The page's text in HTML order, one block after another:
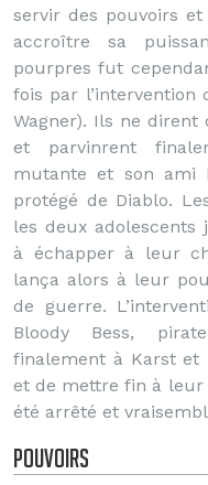
servir des pouvoirs
accroître sa
pourpres fut
fois par
Wagner). Ils ne
et parvinrent
mutante et son ami
protégé de Diablo.
les deux adolescents
à échapper à leur
lança alors à leur
de guerre.
Bloody Bess,
finalement à Karst et
et de mettre fin à leur
été arrêté et
Pouvoirs